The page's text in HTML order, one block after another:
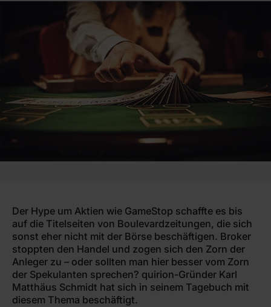
Der Hype um Aktien wie GameStop schaffte es bis
auf die Titelseiten von Boulevardzeitungen, die sich
sonst eher nicht mit der Börse beschäftigen. Broker
stoppten den Handel und zogen sich den Zorn der
Anleger zu – oder sollten man hier besser vom Zorn
der Spekulanten sprechen? quirion-Gründer Karl
Matthäus Schmidt hat sich in seinem Tagebuch mit
diesem Thema beschäftigt.